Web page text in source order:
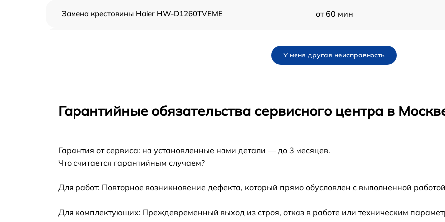
Замена крестовины Haier HW-D1260TVEME от 60 мин
Ремонт/замена датчика температуры Haier
Замена УБЛ Haier HW-D1260TVEME от 60 мин
D1260TVEME
D1260TVEME
от 60 мин
У меня другая неисправность
Гарантийные обязательства сервисного центра в
Гарантия от сервиса: на установленные нами детали — до 3 месяцев.
Что считается гарантийным случаем?
Для работ: Повторное возникновение дефекта, который прямо обусловлен с выполненной
Для комплектующих: Преждевременный выход из строя, отказ в работе или техническим